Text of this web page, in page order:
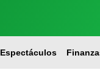
Espectáculos